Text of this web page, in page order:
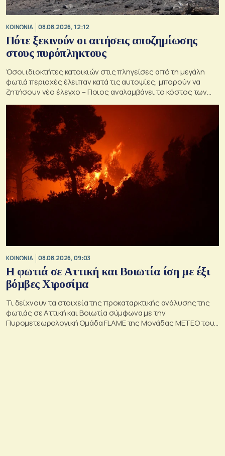
ΚΟΙΝΩΝΙΑ 08.08.2026, 12:12
Πότε ξεκινούν οι αιτήσεις αποζημίωσης
στους πυρόπληκτους
Όσοι ιδιοκτήτες κατοικιών στις πληγείσες από τη μεγάλη
φωτιά περιοχές έλειπαν κατά τις αυτοψίες, μπορούν να
ζητήσουν νέο έλεγχο – Ποιος αναλαμβάνει το κόστος των
ΚΟΙΝΩΝΙΑ 08.08.2026, 09:03
Η φωτιά σε Αττική και Βοιωτία ίση με έξι
βόμβες Χιροσίμα
Τι δείχνουν τα στοιχεία της προκαταρκτικής ανάλυσης της
φωτιάς σε Αττική και Βοιωτία σύμφωνα με την
Πυρομετεωρολογική Ομάδα FLAME της Μονάδας ΜΕΤΕΟ του